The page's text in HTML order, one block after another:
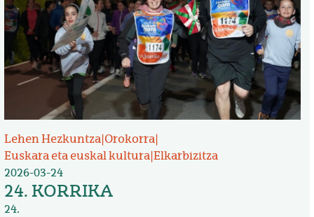
Lehen Hezkuntza| Orokorra|
Euskara eta euskal kultura| Elkarbizitza
2026-03-24
24. KORRIKA
24.